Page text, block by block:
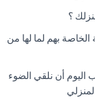
؟
بهم لما لها من
اليوم أن نلقي الضوء